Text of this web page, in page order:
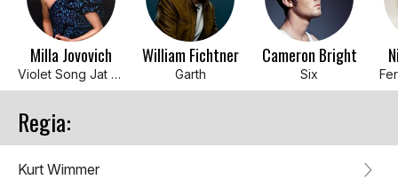
Milla Jovovich
Violet Song Jat Shariff
William Fichtner
Garth
Cameron Bright
Six
Regia:
Kurt Wimmer